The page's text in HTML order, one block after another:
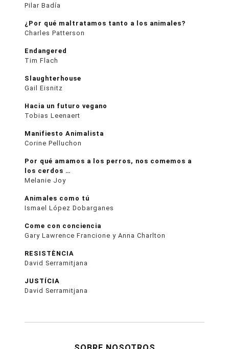
Pilar Badía
¿Por qué maltratamos tanto a los animales?
Charles Patterson
Endangered
Tim Flach
Slaughterhouse
Gail Eisnitz
Hacia un futuro vegano
Tobias Leenaert
Manifiesto Animalista
Corine Pelluchon
Por qué amamos a los perros, nos comemos a
los cerdos …
Melanie Joy
Animales como tú
Ismael López Dobarganes
Come con conciencia
Gary Lawrence Francione y Anna Charlton
RESISTÈNCIA
David Serramitjana
JUSTÍCIA
David Serramitjana